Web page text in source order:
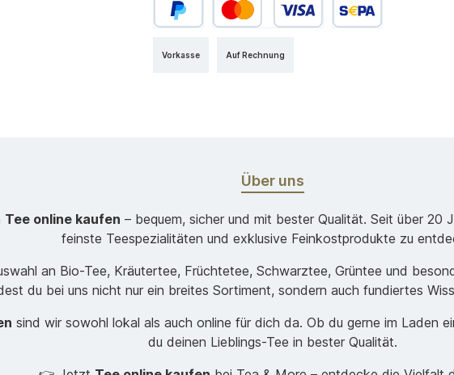
Auf Rechnung
Vorkasse
Über uns
Tee online kaufen – bequem, sicher und mit bester Qualität. Seit über 20
feinste Teespezialitäten und exklusive Feinkostprodukte zu
an Bio-Tee, Kräutertee, Früchtetee, Schwarztee, Grüntee und
du bei uns nicht nur ein breites Sortiment, sondern auch fundiertes
sind wir sowohl lokal als auch online für dich da. Ob du gerne im Laden
du deinen Lieblings-Tee in bester Qualität.